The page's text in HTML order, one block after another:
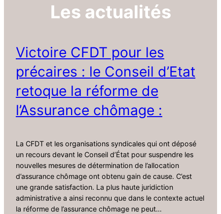
Les actualités
Victoire CFDT pour les
précaires : le Conseil d’Etat
retoque la réforme de
l’Assurance chômage :
La CFDT et les organisations syndicales qui ont déposé
un recours devant le Conseil d’État pour suspendre les
nouvelles mesures de détermination de l’allocation
d’assurance chômage ont obtenu gain de cause. C’est
une grande satisfaction. La plus haute juridiction
administrative a ainsi reconnu que dans le contexte actuel
la réforme de l’assurance chômage ne peut…